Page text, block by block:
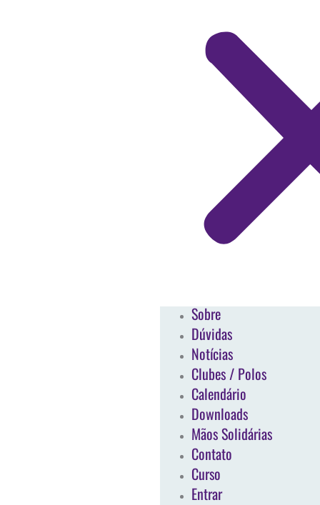
Sobre
Dúvidas
Notícias
Clubes / Polos
Calendário
Downloads
Mãos Solidárias
Contato
Curso
Entrar